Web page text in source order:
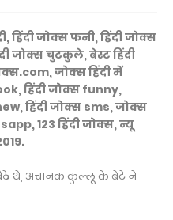
हिंदी जोक्स फनी, हिंदी जोक्स
जोक्स चुटकुले, बेस्ट हिंदी
जोक्स हिंदी में
हिंदी जोक्स funny,
हिंदी जोक्स sms, जोक्स
123 हिंदी जोक्स, न्यू
थे, अचानक कुल्लू के बेटे ने